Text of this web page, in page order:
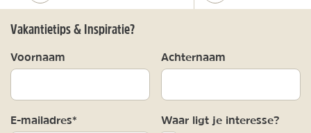
Vakantietips & Inspiratie?
Voornaam Achternaam
E-mailadres* Waar ligt je interesse?